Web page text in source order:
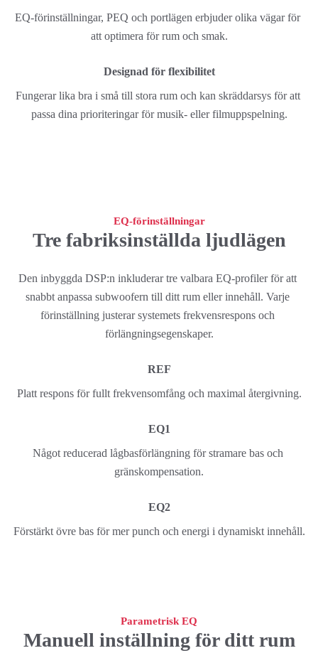
EQ-förinställningar, PEQ och portlägen erbjuder olika vägar för
att optimera för rum och smak.
Designad för flexibilitet
Fungerar lika bra i små till stora rum och kan skräddarsys för att
passa dina prioriteringar för musik- eller filmuppspelning.
EQ-förinställningar
Tre fabriksinställda ljudlägen
Den inbyggda DSP:n inkluderar tre valbara EQ-profiler för att
snabbt anpassa subwoofern till ditt rum eller innehåll. Varje
förinställning justerar systemets frekvensrespons och
förlängningsegenskaper.
REF
Platt respons för fullt frekvensomfång och maximal återgivning.
EQ1
Något reducerad lågbasförlängning för stramare bas och
gränskompensation.
EQ2
Förstärkt övre bas för mer punch och energi i dynamiskt innehåll.
Parametrisk EQ
Manuell inställning för ditt rum